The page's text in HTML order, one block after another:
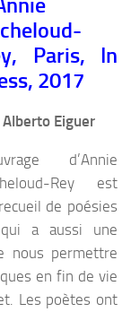
Paris, In
2017
Alberto Eiguer
d’Annie
Rey est
de poésies
a aussi une
nous permettre
en fin de vie
Les poètes ont